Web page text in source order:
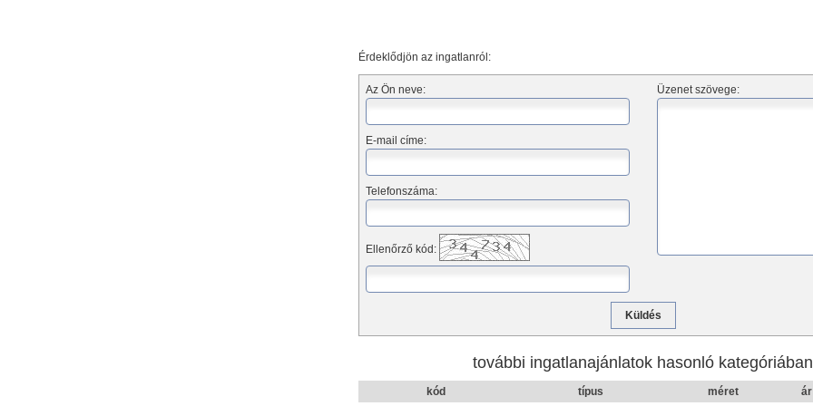
Érdeklődjön az ingatlanról:
Az Ön neve:
E-mail címe:
Telefonszáma:
Ellenőrző kód:
Üzenet szövege:
további ingatlanajánlatok hasonló kategóriában
kód típus méret ár